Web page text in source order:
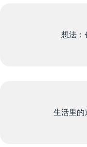
想法：
生活里的